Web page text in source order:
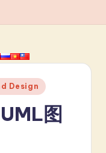
Design
图